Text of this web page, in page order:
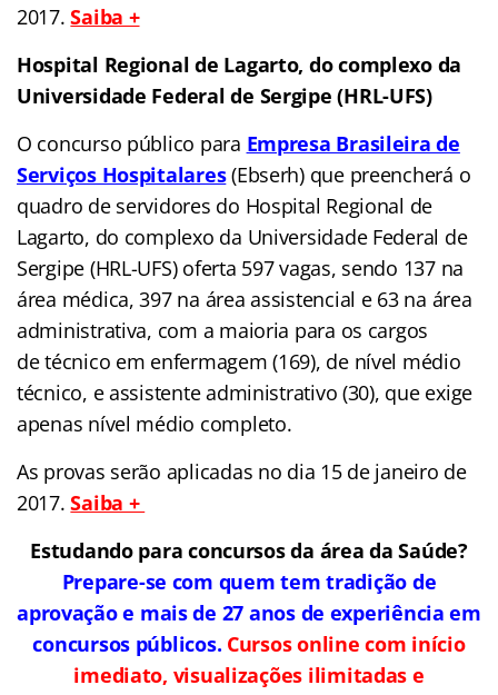
2017.Saiba +
Hospital Regional de Lagarto, do complexo da
Universidade Federal de Sergipe (HRL-UFS)
O concurso público para Empresa Brasileira de
Serviços Hospitalares(Ebserh) que preencherá o
quadro de servidores do Hospital Regional de
Lagarto, do complexo da Universidade Federal de
Sergipe (HRL-UFS) oferta 597 vagas, sendo 137 na
área médica, 397 na área assistencial e 63 na área
administrativa, com a maioria para os cargos
de técnico em enfermagem (169), de nível médio
técnico, e assistente administrativo (30), que exige
apenas nível médio completo.
As provas serão aplicadas no dia 15 de janeiro de
2017.Saiba +
Estudando para concursos da área da Saúde?
Prepare-se com quem tem tradição de
aprovação e mais de 27 anos de experiência em
concursos públicos. Cursos online com início
imediato, visualizações ilimitadas e